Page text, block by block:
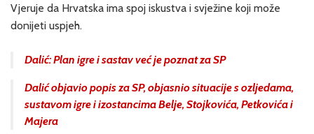
Vjeruje da Hrvatska ima spoj iskustva i svježine koji može
donijeti uspjeh.
Dalić: Plan igre i sastav već je poznat za SP
Dalić objavio popis za SP, objasnio situacije s ozljedama,
sustavom igre i izostancima Belje, Stojkovića, Petkovića i
Majera